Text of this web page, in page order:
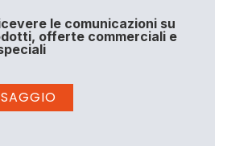
le comunicazioni su
offerte commerciali e